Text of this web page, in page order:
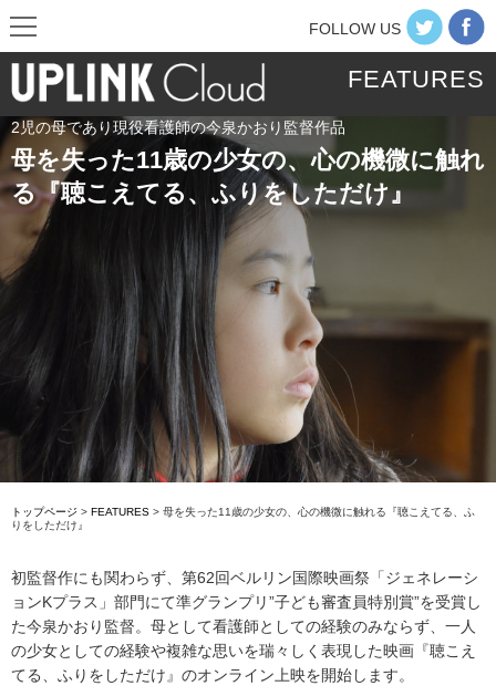
FOLLOW US
FEATURES
2児の母であり現役看護師の今泉かおり監督作品
母を失った11歳の少女の、心の機微に触れ
る『聴こえてる、ふりをしただけ』
トップページ > FEATURES > 母を失った11歳の少女の、心の機微に触れる『聴こえてる、ふ
りをしただけ』
初監督作にも関わらず、第62回ベルリン国際映画祭「ジェネレーシ
ョンKプラス」部門にて準グランプリ”子ども審査員特別賞”を受賞し
た今泉かおり監督。母として看護師としての経験のみならず、一人
の少女としての経験や複雑な思いを瑞々しく表現した映画『聴こえ
てる、ふりをしただけ』のオンライン上映を開始します。